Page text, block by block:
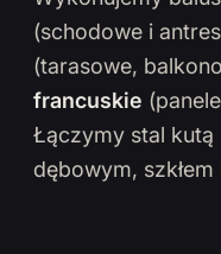
(schodowe i
(tarasowe,
francuskie
Łączymy stal kutą
dębowym,